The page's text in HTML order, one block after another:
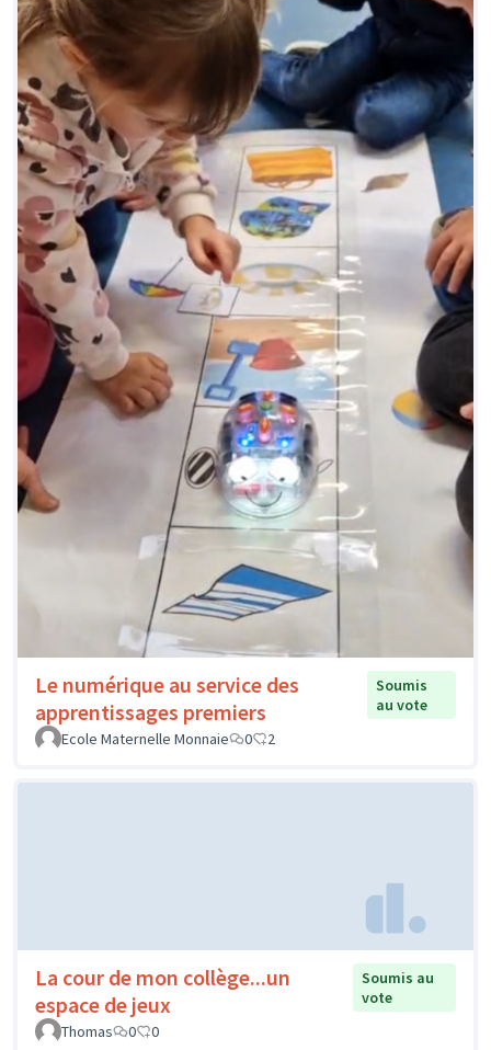
Le numérique au service des
apprentissages premiers
Soumis
au vote
Ecole Maternelle Monnaie
0 2
La cour de mon collège...un
espace de jeux
Soumis au
vote
Thomas
0 0